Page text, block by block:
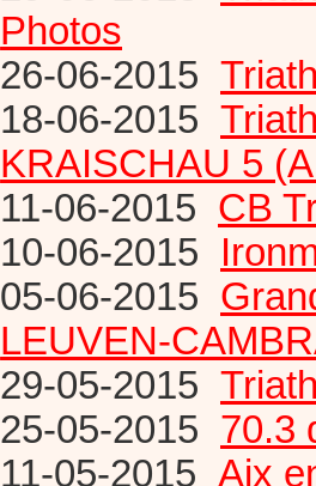
Photos
26-06-2015
18-06-2015
KRAISCHAU 5
11-06-2015 CB
10-06-2015
05-06-2015
LEUVEN-
29-05-2015
25-05-2015 70.3
11-05-2015 Aix